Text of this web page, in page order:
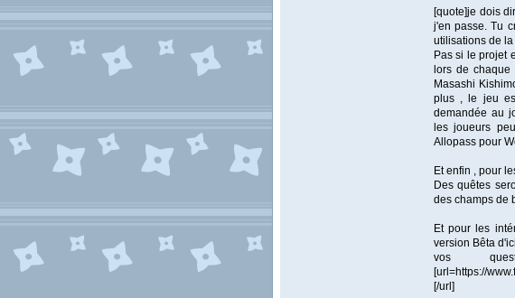
[quote]je dois
j'en passe. Tu
utilisations de
Pas si le projet
lors de
Masashi
plus , le jeu
demandée au
les joueurs
Allopass pour
Et enfin , pour
Des quêtes
des champs de
Et pour les
version Bêta
vos
[url=https://
[/url]